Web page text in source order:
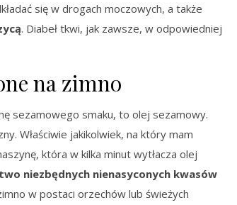
się w drogach moczowych, a także
. Diabeł tkwi, jak zawsze, w odpowiedniej
na zimno
sezamowego smaku, to olej sezamowy.
Właściwie jakikolwiek, na który mam
która w kilka minut wytłacza olej
niezbędnych nienasyconych kwasów
w postaci orzechów lub świeżych